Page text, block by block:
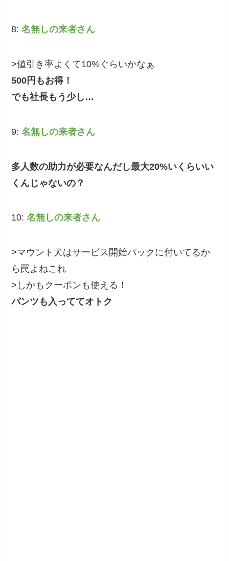
8:名無しの来者さん
>値引き率よくて10%ぐらいかなぁ
500円もお得！
でも社長もう少し…
9:名無しの来者さん
多人数の助力が必要なんだし最大20%いくらいい
くんじゃないの？
10:名無しの来者さん
>マウント犬はサービス開始パックに付いてるか
ら罠よねこれ
>しかもクーポンも使える！
パンツも入っててオトク